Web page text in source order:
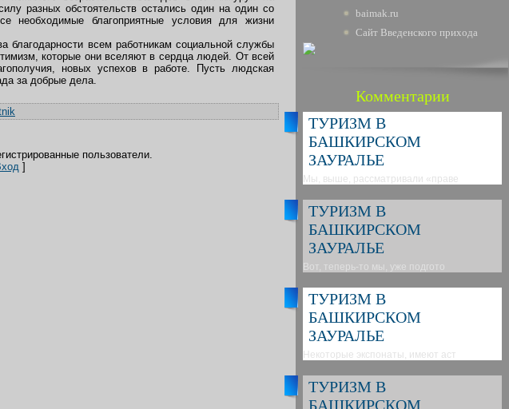
разных обстоятельств остались один на один со
необходимые благоприятные условия для жизни
благодарности всем работникам социальной службы
которые они вселяют в сердца людей. От всей
новых успехов в работе. Пусть людская
за добрые дела.
пользователи.
]
baimak.ru
Сайт Введенского прихода
Комментарии
ТУРИЗМ В
БАШКИРСКОМ
ЗАУРАЛЬЕ
Мы, выше, рассматривали «праве
ТУРИЗМ В
БАШКИРСКОМ
ЗАУРАЛЬЕ
Вот, теперь-то мы, уже подгото
ТУРИЗМ В
БАШКИРСКОМ
ЗАУРАЛЬЕ
Некоторые экспонаты, имеют аст
ТУРИЗМ В
БАШКИРСКОМ